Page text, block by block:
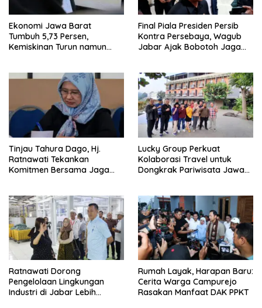
Ekonomi Jawa Barat
Tumbuh 5,73 Persen,
Kemiskinan Turun namun
Final Piala Presiden Persib
Kontra Persebaya, Wagub
Jabar Ajak Bobotoh Jaga
Tinjau Tahura Dago, Hj.
Ratnawati Tekankan
Komitmen Bersama Jaga
Lucky Group Perkuat
Kolaborasi Travel untuk
Dongkrak Pariwisata Jawa
Ratnawati Dorong
Pengelolaan Lingkungan
Industri di Jabar Lebih
Rumah Layak, Harapan Baru:
Cerita Warga Campurejo
Rasakan Manfaat DAK PPKT